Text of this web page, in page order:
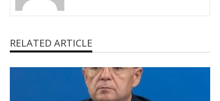
RELATED ARTICLE